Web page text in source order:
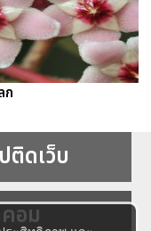
ก
ติดเว็บ
อม